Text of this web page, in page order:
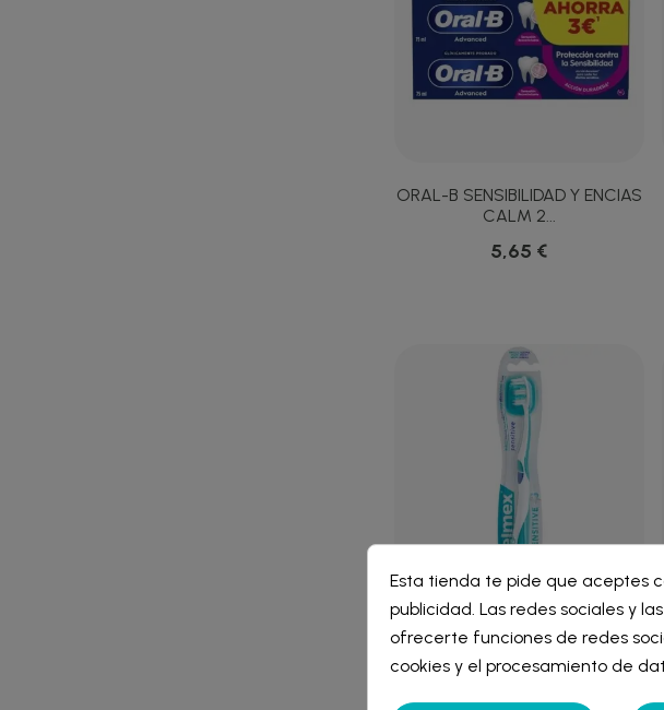
ORAL-B SENSIBILIDAD Y ENCIAS
CALM 2...
5,65 €
CEPILLO DENTAL ADULTO
ELMEX SENSITIVE...
Nombre de la lista de
Iniciar sesión
Debe iniciar sesión para
Esta tienda te pide que aceptes
publicidad. Las redes sociales y
ofrecerte funciones de redes
cookies y el procesamiento de